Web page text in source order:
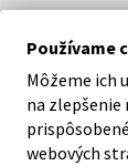
Používame
Môžeme ich
na zlepšenie
webových